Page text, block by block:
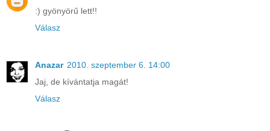
:) gyönyörű lett!!
Válasz
Anazar 2010. szeptember 6. 14:00
Jaj, de kívántatja magát!
Válasz